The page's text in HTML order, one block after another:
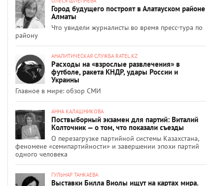
Город будущего построят в Алатауском районе
Алматы
Что увидели журналисты во время пресс-тура по
району
АНАЛИТИЧЕСКАЯ СЛУЖБА RATEL.KZ
Расходы на «взрослые развлечения» в
футболе, ракета КНДР, удары России и
Украины
Главное в мире: обзор СМИ
АННА КАЛАШНИКОВА
Поствыборный экзамен для партий: Виталий
Колточник — о том, что показали съезды
О перезагрузке партийной системы Казахстана,
феномене «семипартийности» и завершении эпохи партий
одного человека
ГУЛЬНАР ТАНКАЕВА
Выставки Билла Виолы ищут на картах мира.